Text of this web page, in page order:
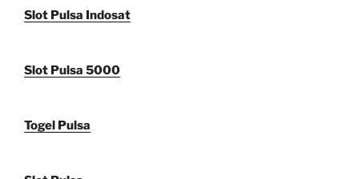
Slot Pulsa Indosat
Slot Pulsa 5000
Togel Pulsa